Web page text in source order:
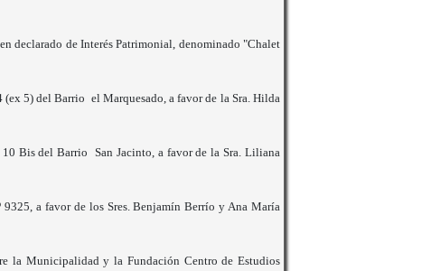
declarado de Interés Patrimonial, denominado "Chalet
5) del Barrio el Marquesado, a favor de la Sra. Hilda
Bis del Barrio San Jacinto, a favor de la Sra. Liliana
a favor de los Sres. Benjamín Berrío y Ana María
la Municipalidad y la Fundación Centro de Estudios